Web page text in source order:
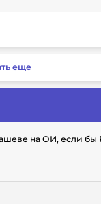
еще
на ОИ, если бы